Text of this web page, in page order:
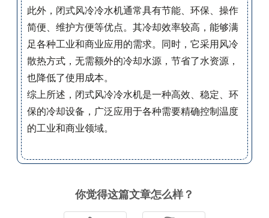
此外，闭式风冷冷水机通常具有节能、环保、操作
简便、维护方便等优点。其冷却效率较高，能够满
足各种工业和商业应用的需求。同时，它采用风冷
散热方式，无需额外的冷却水源，节省了水资源，
也降低了使用成本。
综上所述，闭式风冷冷水机是一种高效、稳定、环
保的冷却设备，广泛应用于各种需要精确控制温度
的工业和商业领域。
你觉得这篇文章怎么样？